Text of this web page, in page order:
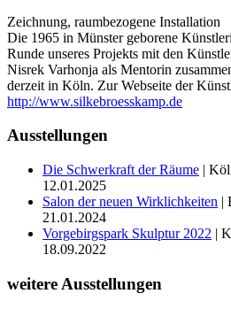
Zeichnung, raumbezogene Installation
Die 1965 in Münster geborene
Runde unseres Projekts mit den
Nisrek Varhonja als Mentorin
derzeit in Köln. Zur Webseite der
http://www.silkebroesskamp.de
Ausstellungen
Die Schwerkraft der Räume |
12.01.2025
Salon der neuen Wirklichkeiten |
21.01.2024
Vorgebirgspark Skulptur 2022 |
18.09.2022
weitere Ausstellungen